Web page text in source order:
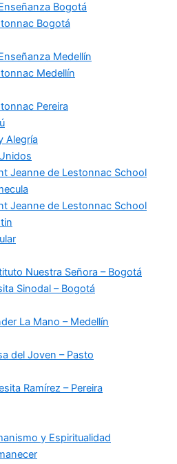
Bogotá
Bogotá
Medellín
Medellín
Pereira
Alegría
Jeanne de Lestonnac School
Jeanne de Lestonnac School
Nuestra Señora – Bogotá
Sinodal – Bogotá
La Mano – Medellín
del Joven – Pasto
Ramírez – Pereira
y Espiritualidad